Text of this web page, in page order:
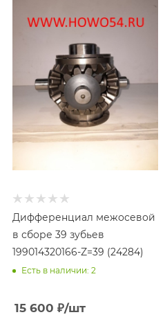
Дифференциал межосевой
в сборе 39 зубьев
199014320166-Z=39 (24284)
Есть в наличии: 2
15 600 ₽/шт